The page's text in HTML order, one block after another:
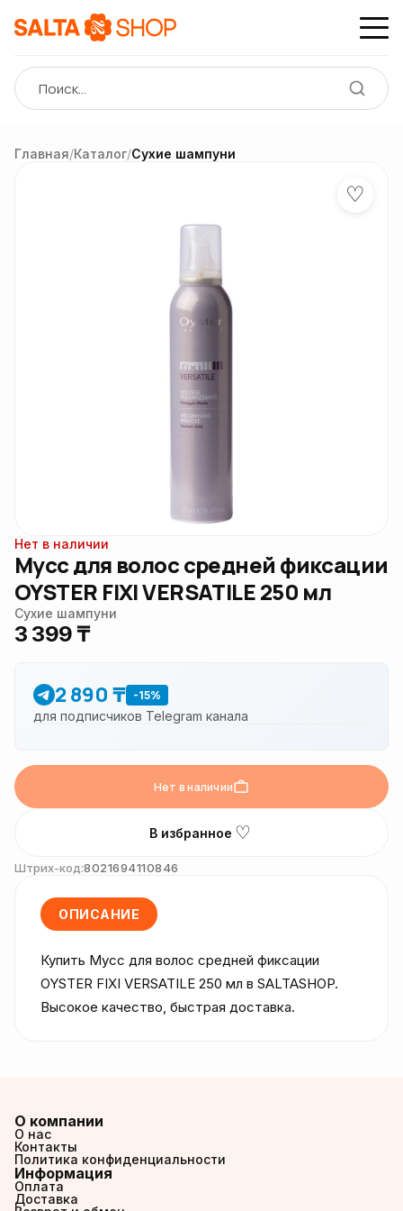
Главная/Каталог/Сухие шампуни
♡
Нет в наличии
Мусс для волос средней фиксации
OYSTER FIXI VERSATILE 250 мл
Сухие шампуни
3 399 ₸
2 890 ₸ -15%
для подписчиков Telegram канала
Нет в наличии
В избранное ♡
Штрих-код:8021694110846
ОПИСАНИЕ
Купить Мусс для волос средней фиксации
OYSTER FIXI VERSATILE 250 мл в SALTASHOP.
Высокое качество, быстрая доставка.
О компании
О нас
Контакты
Политика конфиденциальности
Информация
Оплата
Доставка